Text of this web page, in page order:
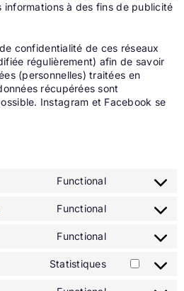
à des fins de publicité
confidentialité de ces réseaux
régulièrement) afin de savoir
(personnelles) traitées en
récupérées sont
Instagram et Facebook se
Functional
Functional
recaptcha
Functional
service
Statistiques
Consent